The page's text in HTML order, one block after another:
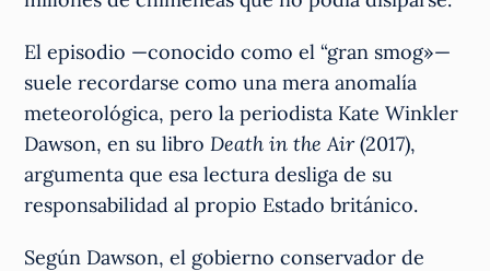
El episodio —conocido como el “gran smog»—
suele recordarse como una mera anomalía
meteorológica, pero la periodista Kate Winkler
Dawson, en su libroDeath in the Air(2017),
argumenta que esa lectura desliga de su
responsabilidad al propio Estado británico.
Según Dawson, el gobierno conservador de